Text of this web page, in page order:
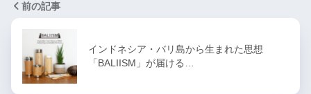
前の記事
インドネシア・バリ島から生まれた思想
「BALIISM」が届ける…